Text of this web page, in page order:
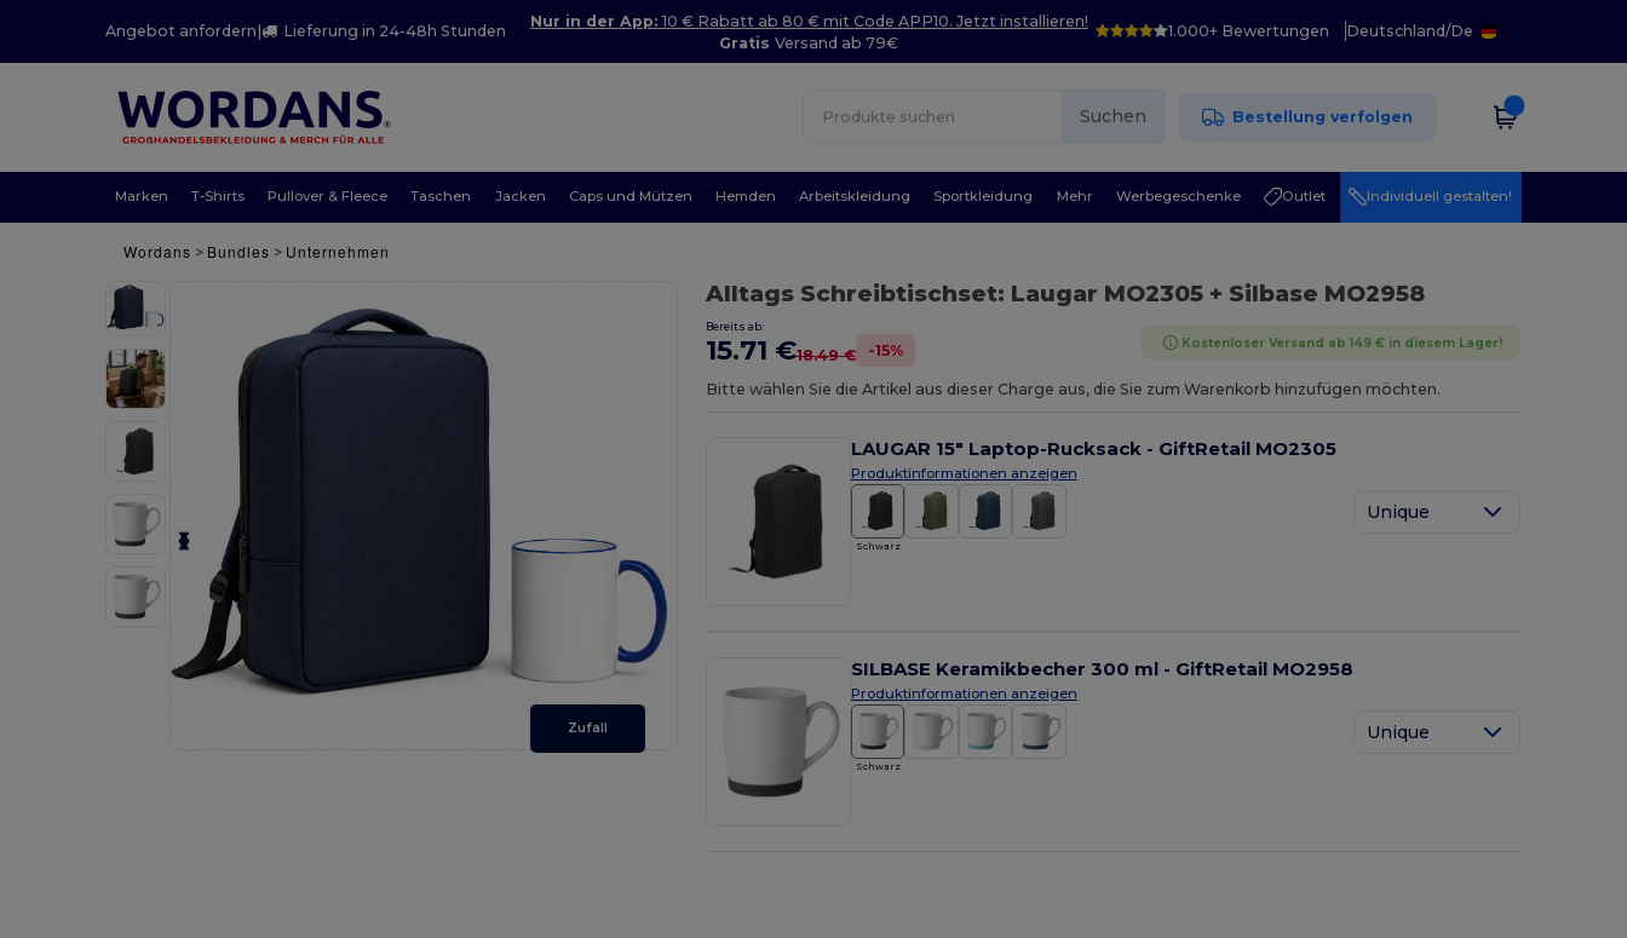
Angebot anfordern | Lieferung in 24-48h Stunden
Nur in der App: 10 € Rabatt ab 80 € mit Code APP10. Jetzt installieren!
GratisVersand ab 79€
1.000+ Bewertungen Deutschland/De
Suchen Bestellung verfolgen
Marken T-Shirts Pullover & Fleece Taschen Jacken Caps und Mützen Hemden Arbeitskleidung Sportkleidung Mehr Werbegeschenke Outlet Individuell gestalten!
Wordans > Bundles > Unternehmen
Zufall
Alltags Schreibtischset: Laugar MO2305 + Silbase MO2958
Bereits ab:
15.71 €18.49 € -15% Kostenloser Versand ab 149 € in diesem Lager!
Bitte wählen Sie die Artikel aus dieser Charge aus, die Sie zum Warenkorb hinzufügen möchten.
LAUGAR 15" Laptop-Rucksack - GiftRetail MO2305
Produktinformationen anzeigen
Schwarz
Unique
SILBASE Keramikbecher 300 ml - GiftRetail MO2958
Produktinformationen anzeigen
Schwarz
Unique